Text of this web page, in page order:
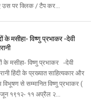
उस पर क्लिक / टैप कर...
के मसीहा- विष्णु प्रभाकर -देवी
के मसीहा- विष्णु प्रभाकर -देवी
हिंदी के प्रख्यात साहित्यकार और
विभूषण से सम्मानित विष्णु प्रभाकर (
१९१२- ११ अप्रैल २...